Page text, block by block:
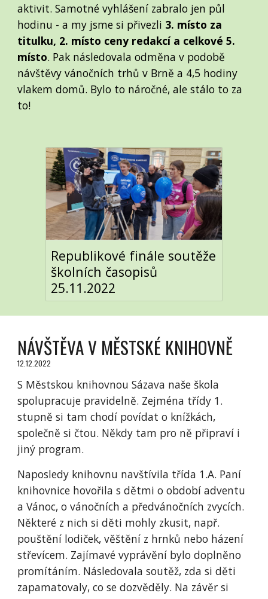
aktivit. Samotné vyhlášení zabralo jen půl
hodinu - a my jsme si přivezli 3. místo za
titulku, 2. místo ceny redakcí a celkové 5.
místo. Pak následovala odměna v podobě
návštěvy vánočních trhů v Brně a 4,5 hodiny
vlakem domů. Bylo to náročné, ale stálo to za
to!
Republikové finále soutěže
školních časopisů
25.11.2022
NÁVŠTĚVA V MĚSTSKÉ KNIHOVNĚ
12.12.2022
S Městskou knihovnou Sázava naše škola
spolupracuje pravidelně. Zejména třídy 1.
stupně si tam chodí povídat o knížkách,
společně si čtou. Někdy tam pro ně připraví i
jiný program.
Naposledy knihovnu navštívila třída 1.A. Paní
knihovnice hovořila s dětmi o období adventu
a Vánoc, o vánočních a předvánočních zvycích.
Některé z nich si děti mohly zkusit, např.
pouštění lodiček, věštění z hrnků nebo házení
střevícem. Zajímavé vyprávění bylo doplněno
promítáním. Následovala soutěž, zda si děti
zapamatovaly, co se dozvěděly. Na závěr si